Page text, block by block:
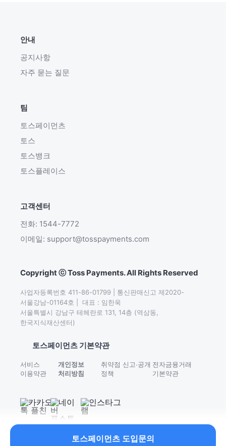
안내
공지사항
자주 묻는 질문
팀
토스페이먼츠
토스
토스뱅크
토스플레이스
고객센터
전화: 1544-7772
이메일: support@tosspayments.com
Copyright ⓒ Toss Payments. All Rights Reserved
사업자등록번호 411-86-01799 | 통신판매신고 제2020-
서울강남-01164호 |  대표 : 임한욱
서울특별시 강남구 테헤란로 131, 14층 (역삼동,
한국지식재산센터)
토스페이먼츠 기본약관
서비스
이용약관
개인정보
처리방침
취약점 신고∙공개
정책
전자금융거래
기본약관
토스페이먼츠 도입문의